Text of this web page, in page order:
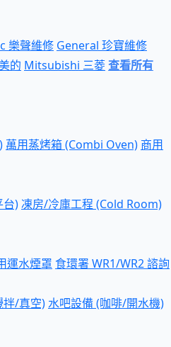
樂聲維修 General 珍寶維修
的 Mitsubishi 三菱查看所有
萬用蒸烤箱 (Combi Oven) 商用
台)凍房/冷庫工程 (Cold Room)
運水煙罩 食環署 WR1/WR2 諮詢
拌/真空)水吧設備 (咖啡/開水機)